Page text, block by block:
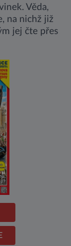
Věda,
na nichž již
jej čte přes